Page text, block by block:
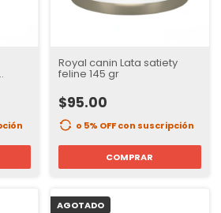
Royal canin Lata satiety
feline 145 gr
$95.00
o 5% OFFcon suscripción
COMPRAR
AGOTADO